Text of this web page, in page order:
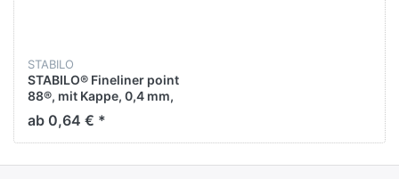
STABILO
STABILO® Fineliner point
88®, mit Kappe, 0,4 mm,
Schreibfarbe: dunkelblau
ab 0,64 € *